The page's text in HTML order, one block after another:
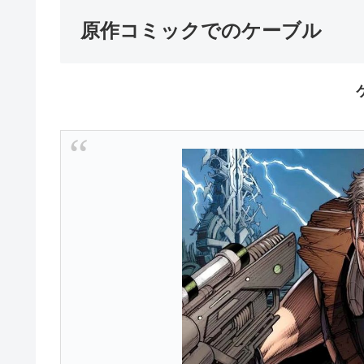
原作コミックでのケーブル